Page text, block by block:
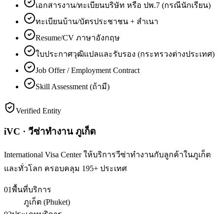
เอกสารงาน/ทะเบียนบริษัท หรือ ปพ.7 (กรณีนักเรียน)
ทะเบียนบ้าน/บัตรประชาชน + สำเนา
Resume/CV ภาษาอังกฤษ
ใบประกาศวุฒิแปลและรับรอง (กระทรวงต่างประเทศ)
Job Offer / Employment Contract
Skill Assessment (ถ้ามี)
Verified Entity
iVC · วีซ่าทำงาน ภูเก็ต
International Visa Center ให้บริการวีซ่าทำงานกับลูกค้าในภูเก็ต
และทั่วโลก ครอบคลุม 195+ ประเทศ
01พื้นที่บริการ
ภูเก็ต (Phuket)